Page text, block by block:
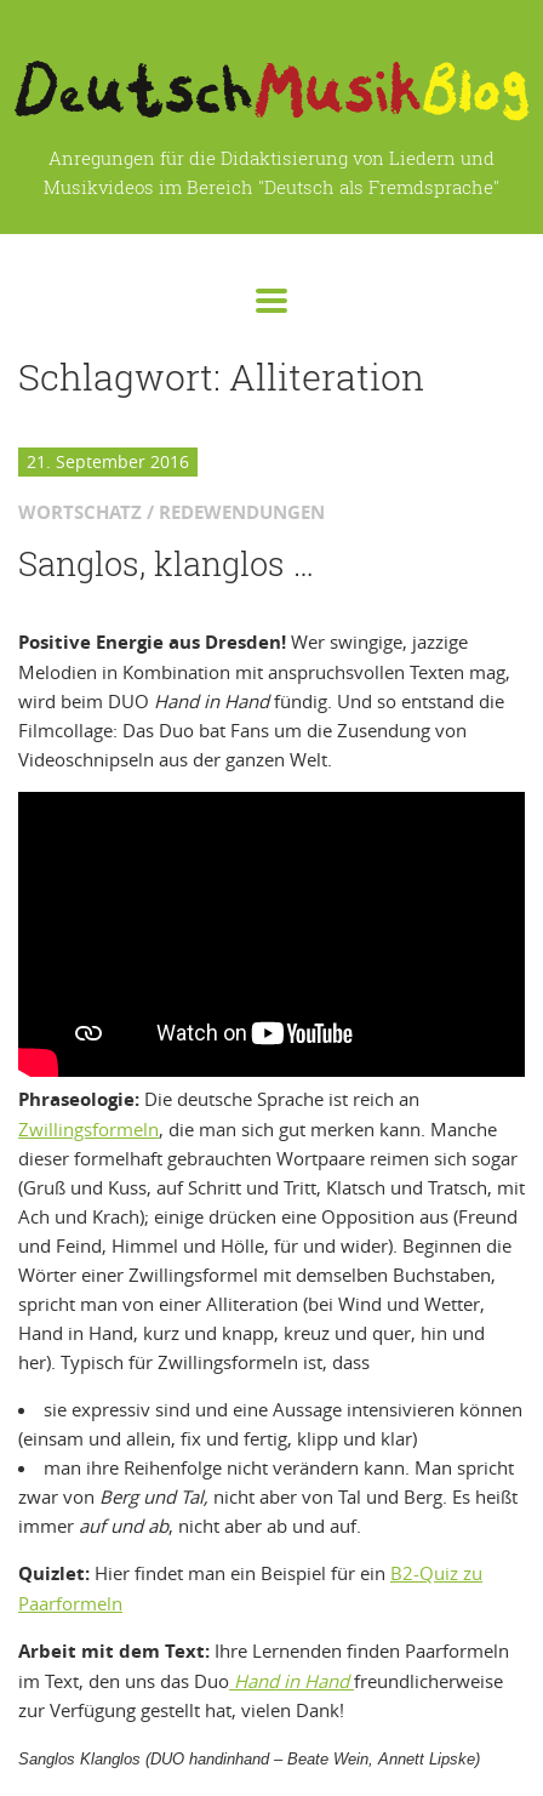
Anregungen für die Didaktisierung von Liedern und
Musikvideos im Bereich "Deutsch als Fremdsprache"
Schlagwort: Alliteration
21. September 2016
WORTSCHATZ / REDEWENDUNGEN
Sanglos, klanglos …
Positive Energie aus Dresden! Wer swingige, jazzige
Melodien in Kombination mit anspruchsvollen Texten mag,
wird beim DUO Hand in Handfündig. Und so entstand die
Filmcollage: Das Duo bat Fans um die Zusendung von
Videoschnipseln aus der ganzen Welt.
Phraseologie: Die deutsche Sprache ist reich an
Zwillingsformeln, die man sich gut merken kann. Manche
dieser formelhaft gebrauchten Wortpaare reimen sich sogar
(Gruß und Kuss, auf Schritt und Tritt, Klatsch und Tratsch, mit
Ach und Krach); einige drücken eine Opposition aus (Freund
und Feind, Himmel und Hölle, für und wider). Beginnen die
Wörter einer Zwillingsformel mit demselben Buchstaben,
spricht man von einer Alliteration (bei Wind und Wetter,
Hand in Hand, kurz und knapp, kreuz und quer, hin und
her). Typisch für Zwillingsformeln ist, dass
sie expressiv sind und eine Aussage intensivieren können
(einsam und allein, fix und fertig, klipp und klar)
man ihre Reihenfolge nicht verändern kann. Man spricht
zwar von Berg und Tal, nicht aber von Tal und Berg. Es heißt
immer auf und ab, nicht aber ab und auf.
Quizlet: Hier findet man ein Beispiel für ein B2-Quiz zu
Paarformeln
Arbeit mit dem Text: Ihre Lernenden finden Paarformeln
im Text, den uns das Duo Hand in Handfreundlicherweise
zur Verfügung gestellt hat, vielen Dank!
Sanglos Klanglos (DUO handinhand – Beate Wein, Annett Lipske)